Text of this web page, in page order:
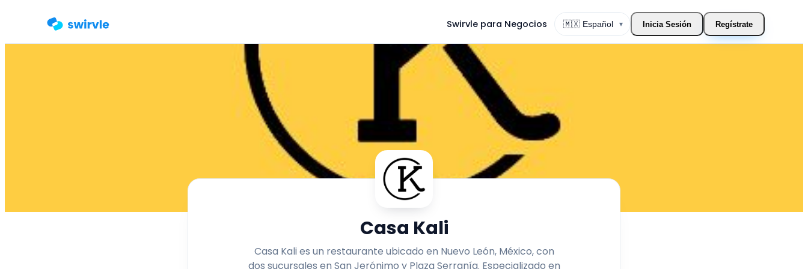
Swirvle para Negocios Cambiar Idioma
▾ Inicia Sesión Regístrate
Casa Kali
Casa Kali es un restaurante ubicado en Nuevo León, México, con
dos sucursales en San Jerónimo y Plaza Serranía. Especializado en